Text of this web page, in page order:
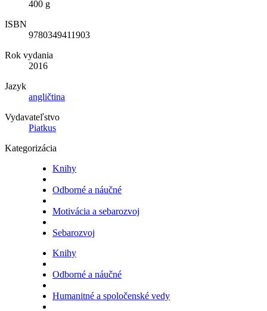
400 g
ISBN
9780349411903
Rok vydania
2016
Jazyk
angličtina
Vydavateľstvo
Piatkus
Kategorizácia
Knihy
Odborné a náučné
Motivácia a sebarozvoj
Sebarozvoj
Knihy
Odborné a náučné
Humanitné a spoločenské vedy